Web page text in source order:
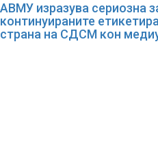
АВМУ изразува сериозна
континуираните
страна на СДСМ кон